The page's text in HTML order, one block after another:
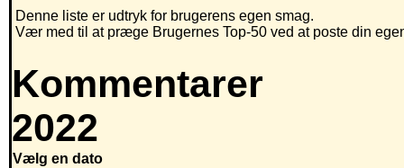
Denne liste er udtryk for brugerens egen smag.
Vær med til at præge Brugernes Top-50 ved at poste din
Kommentarer
2022
Vælg en dato